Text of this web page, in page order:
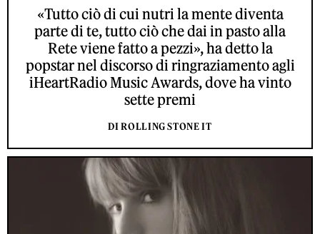
«Tutto ciò di cui nutri la mente diventa
parte di te, tutto ciò che dai in pasto alla
Rete viene fatto a pezzi», ha detto la
popstar nel discorso di ringraziamento agli
iHeartRadio Music Awards, dove ha vinto
sette premi
DI ROLLING STONE IT